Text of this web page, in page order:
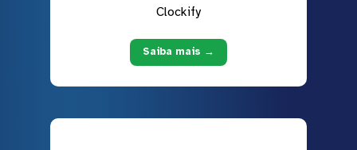
Clockify
Saiba mais →